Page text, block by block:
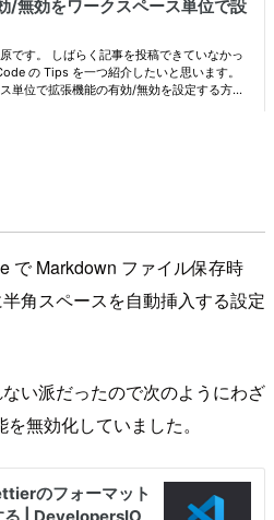
で Markdown ファイル保存時
角スペースを自動挿入する設定
い派だったので次のようにわざ
無効化していました。